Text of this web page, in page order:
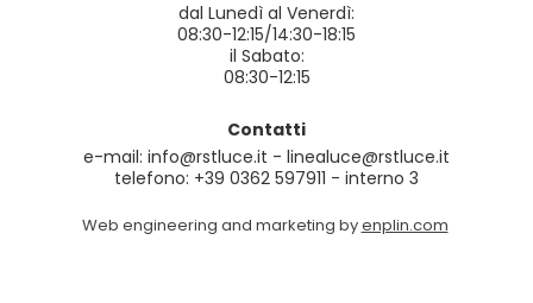
dal Lunedì al Venerdì:
08:30-12:15/14:30-18:15
il Sabato:
08:30-12:15
Contatti
e-mail: info@rstluce.it - linealuce@rstluce.it
telefono: +39 0362 597911 - interno 3
Web engineering and marketing byenplin.com